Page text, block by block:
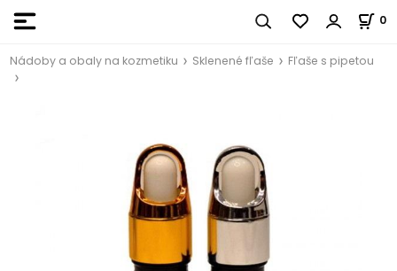
0
Nádoby a obaly na kozmetiku Sklenené fľaše Fľaše s pipetou